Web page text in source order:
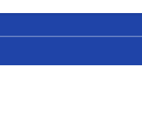
сделали все в срок
оживленном городе,